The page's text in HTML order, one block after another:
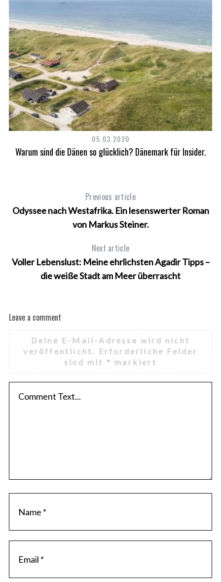
05.03.2020
Warum sind die Dänen so glücklich? Dänemark für Insider.
Previous article
Odyssee nach Westafrika. Ein lesenswerter Roman
von Markus Steiner.
Next article
Voller Lebenslust: Meine ehrlichsten Agadir Tipps –
die weiße Stadt am Meer überrascht
Leave a comment
Deine E-Mail-Adresse wird nicht
veröffentlicht.
Erforderliche Felder
sind mit * markiert